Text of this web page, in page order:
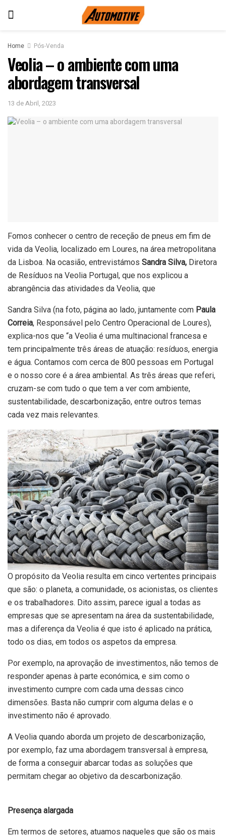
Home Pós-Venda
Veolia – o ambiente com uma
abordagem transversal
13 de Abril, 2023
Fomos conhecer o centro de receção de pneus em fim de
vida da Veolia, localizado em Loures, na área metropolitana
da Lisboa. Na ocasião, entrevistámos Sandra Silva, Diretora
de Resíduos na Veolia Portugal, que nos explicou a
abrangência das atividades da Veolia, que
Sandra Silva (na foto, página ao lado, juntamente com Paula
Correia, Responsável pelo Centro Operacional de Loures),
explica-nos que “a Veolia é uma multinacional francesa e
tem principalmente três áreas de atuação: resíduos, energia
e água. Contamos com cerca de 800 pessoas em Portugal
e o nosso core é a área ambiental. As três áreas que referi,
cruzam-se com tudo o que tem a ver com ambiente,
sustentabilidade, descarbonização, entre outros temas
cada vez mais relevantes.
O propósito da Veolia resulta em cinco vertentes principais
que são: o planeta, a comunidade, os acionistas, os clientes
e os trabalhadores. Dito assim, parece igual a todas as
empresas que se apresentam na área da sustentabilidade,
mas a diferença da Veolia é que isto é aplicado na prática,
todo os dias, em todos os aspetos da empresa.
Por exemplo, na aprovação de investimentos, não temos de
responder apenas à parte económica, e sim como o
investimento cumpre com cada uma dessas cinco
dimensões. Basta não cumprir com alguma delas e o
investimento não é aprovado.
A Veolia quando aborda um projeto de descarbonização,
por exemplo, faz uma abordagem transversal à empresa,
de forma a conseguir abarcar todas as soluções que
permitam chegar ao objetivo da descarbonização.
Presença alargada
Em termos de setores, atuamos naqueles que são os mais